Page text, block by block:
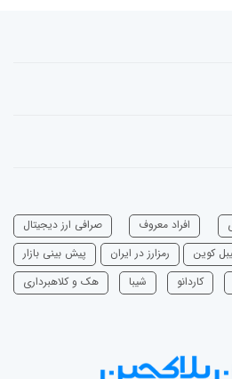
افراد معروف
صرافی ارز دیجیتال
کوین رمزارز در ایران
پیش بینی بازار
‌کاردانو شیبا هک و کلاهبرداری